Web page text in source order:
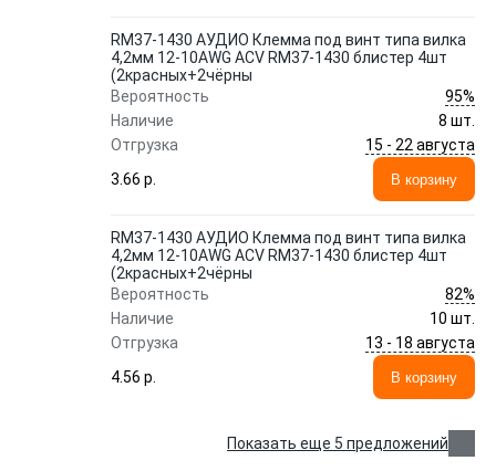
RM37-1430 АУДИО Клемма под винт типа вилка
4,2мм 12-10AWG ACV RM37-1430 блистер 4шт
(2красных+2чёрны
Вероятность
95%
Наличие
8 шт.
Отгрузка
15 - 22 августа
3.66 p.
В корзину
RM37-1430 АУДИО Клемма под винт типа вилка
4,2мм 12-10AWG ACV RM37-1430 блистер 4шт
(2красных+2чёрны
Вероятность
82%
Наличие
10 шт.
Отгрузка
13 - 18 августа
4.56 p.
В корзину
Показать еще 5 предложений